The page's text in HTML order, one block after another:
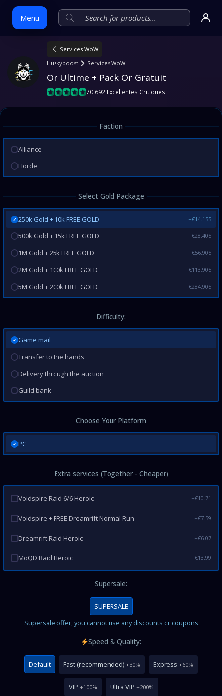
Menu
Skip
Services WoW
Huskyboost
Services WoW
Or Ultime + Pack Or Gratuit
70 692 Excellentes Critiques
Faction
Alliance
Horde
Select Gold Package
✓ 250k Gold + 10k FREE GOLD +€14.155
500k Gold + 15k FREE GOLD +€28.405
1M Gold + 25k FREE GOLD +€56.905
2M Gold + 100k FREE GOLD +€113.905
5M Gold + 200k FREE GOLD +€284.905
Difficulty:
✓ Game mail
Transfer to the hands
Delivery through the auction
Guild bank
Choose Your Platform
✓ PC
Extra services (Together - Cheaper)
Voidspire Raid 6/6 Heroic +€10.71
Voidspire + FREE Dreamrift Normal Run +€7.59
Dreamrift Raid Heroic +€6.07
MoQD Raid Heroic +€13.99
Supersale:
SUPERSALE
Supersale offer, you cannot use any discounts or coupons
Speed & Quality:
Default Fast (recommended) +30% Express +60%
VIP +100% Ultra VIP +200%